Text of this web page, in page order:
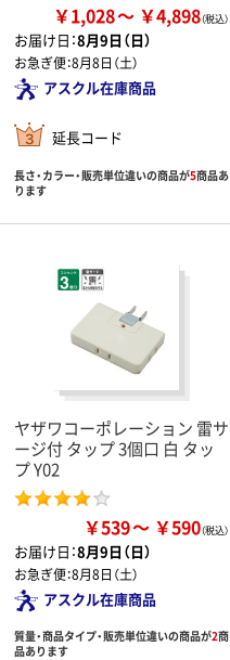
￥1,028 ￥4,898
お届け日：8月9日（日）
お急ぎ便：8月8日（土）
アスクル在庫商品
延長コード
長さ・カラー・販売単位違いの商品が5商品あ
ります
ヤザワコーポレーション 雷サ
ージ付 タップ 3個口 白 タッ
プ Y02
￥539 ￥590
お届け日：8月9日（日）
お急ぎ便：8月8日（土）
アスクル在庫商品
質量・商品タイプ・販売単位違いの商品が2商
品あります